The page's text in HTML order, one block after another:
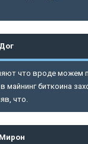
Дог
что вроде можем
майнинг биткоина
что.
Мирон